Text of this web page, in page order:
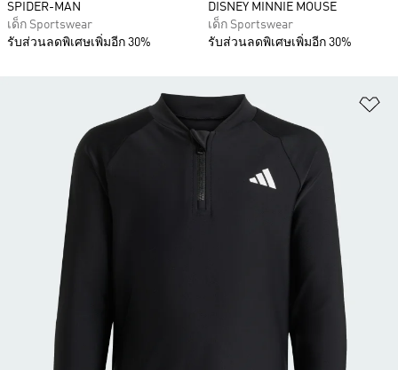
SPIDER-MAN
เด็ก Sportswear
รับส่วนลดพิเศษเพิ่มอีก 30%
DISNEY MINNIE MOUSE
เด็ก Sportswear
รับส่วนลดพิเศษเพิ่มอีก 30%